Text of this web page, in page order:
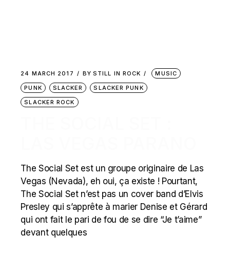
24 MARCH 2017 BY STILL IN ROCK
MUSIC
PUNK
SLACKER
SLACKER PUNK
SLACKER ROCK
The Social Set est un groupe originaire de Las
Vegas (Nevada), eh oui, ça existe ! Pourtant,
The Social Set n’est pas un cover band d’Elvis
Presley qui s’apprête à marier Denise et Gérard
qui ont fait le pari de fou de se dire “Je t’aime”
devant quelques